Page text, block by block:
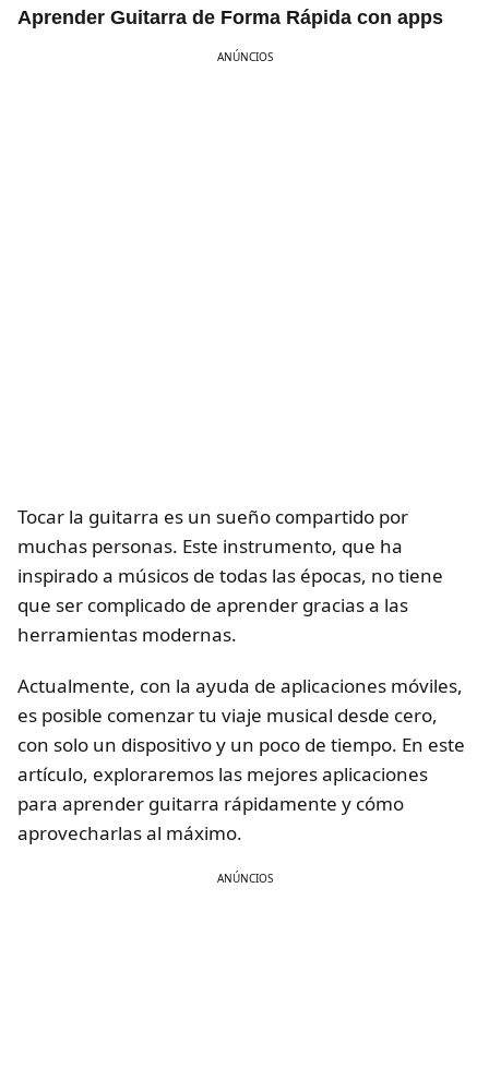
Aprender Guitarra de Forma Rápida con apps
ANÚNCIOS
Tocar la guitarra es un sueño compartido por
muchas personas. Este instrumento, que ha
inspirado a músicos de todas las épocas, no tiene
que ser complicado de aprender gracias a las
herramientas modernas.
Actualmente, con la ayuda de aplicaciones móviles,
es posible comenzar tu viaje musical desde cero,
con solo un dispositivo y un poco de tiempo. En este
artículo, exploraremos las mejores aplicaciones
para aprender guitarra rápidamente y cómo
aprovecharlas al máximo.
ANÚNCIOS